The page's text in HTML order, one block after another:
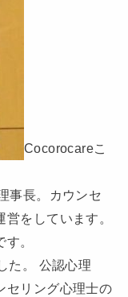
Cocorocareこ
事長。カウンセ
をしています。
。
た。 公認心理
セリング心理士の